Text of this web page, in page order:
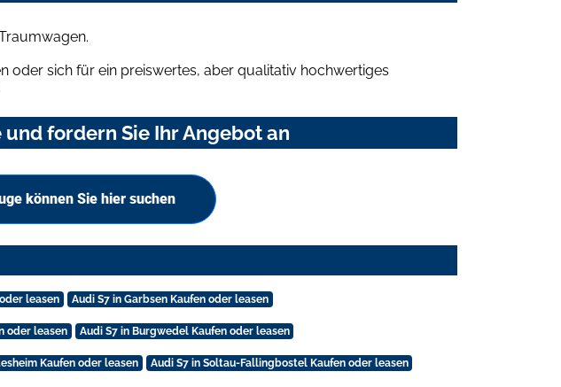
oder sich für ein preiswertes, aber qualitativ hochwertiges
fordern Sie Ihr Angebot an
können Sie hier suchen
leasen Audi S7 in Garbsen Kaufen oder leasen
oder leasen Audi S7 in Burgwedel Kaufen oder leasen
Kaufen oder leasen Audi S7 in Soltau-Fallingbostel Kaufen oder leasen